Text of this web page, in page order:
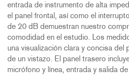
entrada de instrumento de alta
el panel frontal, así como el
de 20 dB demuestran nuestro
comodidad en el estudio. Los
una visualización clara y concisa del
de un vistazo. El panel trasero
micrófono y línea, entrada y salida